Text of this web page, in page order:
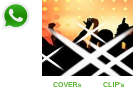
COVERs CLIP's